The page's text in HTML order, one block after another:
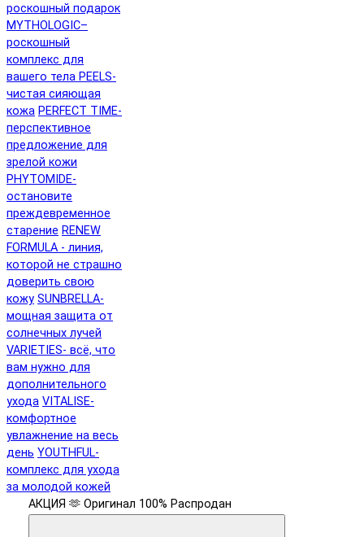
роскошный подарок
MYTHOLOGIC–
роскошный
комплекс для
вашего тела PEELS-
чистая сияющая
кожа PERFECT TIME-
перспективное
предложение для
зрелой кожи
PHYTOMIDE-
остановите
преждевременное
старение RENEW
FORMULA - линия,
которой не страшно
доверить свою
кожу SUNBRELLA-
мощная защита от
солнечных лучей
VARIETIES- всё, что
вам нужно для
дополнительного
ухода VITALISE-
комфортное
увлажнение на весь
день YOUTHFUL-
комплекс для ухода
за молодой кожей
АКЦИЯ 🫶 Оригинал 100% Распродан